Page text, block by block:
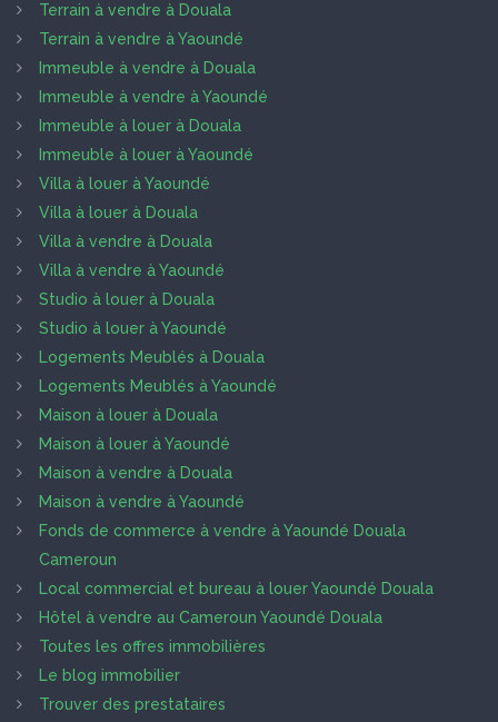
Terrain à vendre à Douala
Terrain à vendre à Yaoundé
Immeuble à vendre à Douala
Immeuble à vendre à Yaoundé
Immeuble à louer à Douala
Immeuble à louer à Yaoundé
Villa à louer à Yaoundé
Villa à louer à Douala
Villa à vendre à Douala
Villa à vendre à Yaoundé
Studio à louer à Douala
Studio à louer à Yaoundé
Logements Meublés à Douala
Logements Meublés à Yaoundé
Maison à louer à Douala
Maison à louer à Yaoundé
Maison à vendre à Douala
Maison à vendre à Yaoundé
Fonds de commerce à vendre à Yaoundé Douala
Cameroun
Local commercial et bureau à louer Yaoundé Douala
Hôtel à vendre au Cameroun Yaoundé Douala
Toutes les offres immobilières
Le blog immobilier
Trouver des prestataires